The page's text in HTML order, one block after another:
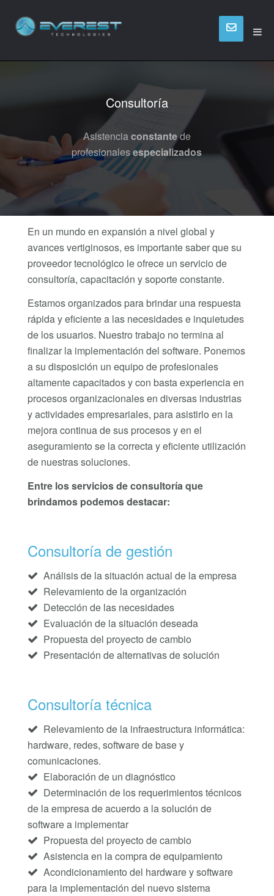
Consultoría
Asistenciaconstantede
profesionalesespecializados
En un mundo en expansión a nivel global y
avances vertiginosos, es importante saber que su
proveedor tecnológico le ofrece un servicio de
consultoría, capacitación y soporte constante.
Estamos organizados para brindar una respuesta
rápida y eficiente a las necesidades e inquietudes
de los usuarios. Nuestro trabajo no termina al
finalizar la implementación del software. Ponemos
a su disposición un equipo de profesionales
altamente capacitados y con basta experiencia en
procesos organizacionales en diversas industrias
y actividades empresariales, para asistirlo en la
mejora continua de sus procesos y en el
aseguramiento se la correcta y eficiente utilización
de nuestras soluciones.
Entre los servicios de consultoría que
brindamos podemos destacar:
Consultoría de gestión
Análisis de la situación actual de la empresa
Relevamiento de la organización
Detección de las necesidades
Evaluación de la situación deseada
Propuesta del proyecto de cambio
Presentación de alternativas de solución
Consultoría técnica
Relevamiento de la infraestructura informática:
hardware, redes, software de base y
comunicaciones.
Elaboración de un diagnóstico
Determinación de los requerimientos técnicos
de la empresa de acuerdo a la solución de
software a implementar
Propuesta del proyecto de cambio
Asistencia en la compra de equipamiento
Acondicionamiento del hardware y software
para la implementación del nuevo sistema